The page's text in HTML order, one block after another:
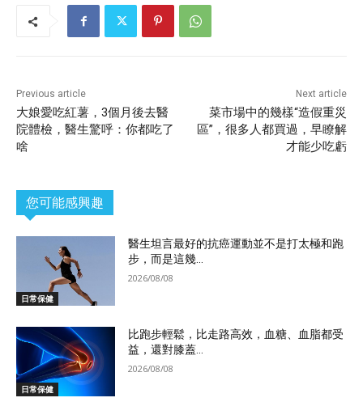
Previous article
大娘愛吃紅薯，3個月後去醫
院體檢，醫生驚呼：你都吃了
啥
Next article
菜市場中的幾樣“造假重災
區”，很多人都買過，早瞭解
才能少吃虧
您可能感興趣
日常保健
醫生坦言最好的抗癌運動並不是打太極和跑
步，而是這幾...
2026/08/08
日常保健
比跑步輕鬆，比走路高效，血糖、血脂都受
益，還對膝蓋...
2026/08/08